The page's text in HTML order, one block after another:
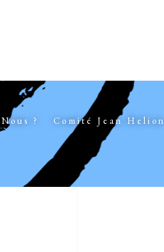
? Comité Jean Helion